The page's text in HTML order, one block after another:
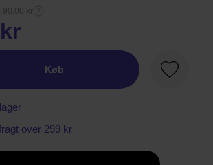
90,00 kr
Køb
Favorit
over 299 kr